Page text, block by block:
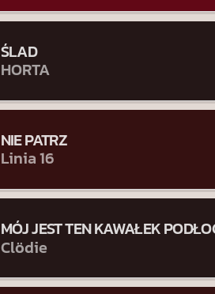
ŚLAD
HORTA
NIE PATRZ
Linia 16
MÓJ JEST TEN KAWAŁEK
Clödie